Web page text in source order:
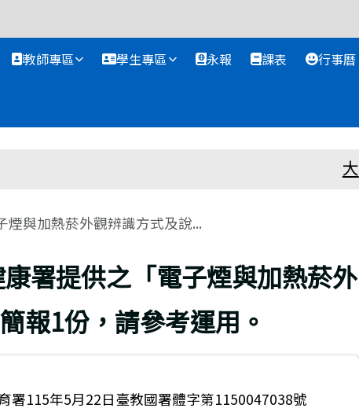
教師專區 學生專區 永報 課表 行事曆
大
與加熱菸外觀辨識方式及說...
署提供之「電子煙與加熱菸外
報1份，請參考運用。
署115年5月22日臺教國署體字第1150047038號